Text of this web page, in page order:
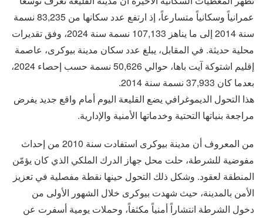
عمرانياً وسكانياً متسارعاً، إذ ارتفع عدد سكانها من 83,235 نسمة
سنة 2014 إلى ما يناهز 107,133 نسمة سنة 2024، وفق تقديرات
محلية حديثة. في المقابل، يبلغ عدد سكان مدينة بيوكرى، عاصمة
إقليم اشتوكة آيت باها، حوالي 50,626 نسمة حسب إحصاء 2024،
بعدما كان 37,933 نسمة سنة 2014.
هذا التحول الديموغرافي يضع القليعة اليوم أمام واقع جديد يفرض
مراجعة بنياتها التحتية وخدماتها الأمنية والإدارية.
من المعروف أن مدينة بيوكرى استفادت سنة 2010 من إحداث
مفوضية للشرطة، حلت محل جهاز الدرك الملكي الذي كان يؤمّن
المنطقة لعقود. وشكل ذلك التحول حينها نقطة مفصلية في تعزيز
الأمن بالمدينة، حيث شهدت بيوكرى خلال الشهور الأولى من
دخول الشرطة انتشاراً أمنياً مكثفاً، وحملات يومية أسفرت عن